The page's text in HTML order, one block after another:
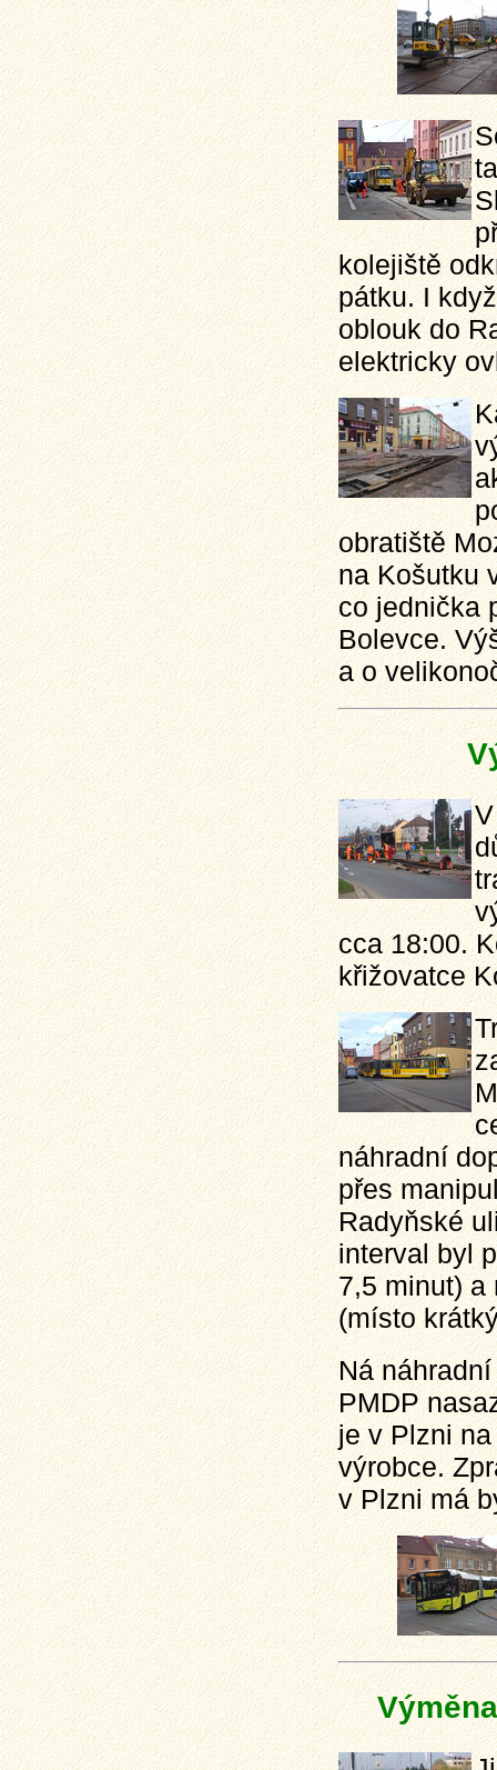
kolejiště
pátku. I
oblouk do
elektricky
obratiště
na Košutku
co jednička
Bolevce.
a o
cca 18:00.
křižovatce
náhradní
přes
Radyňské
interval byl
7,5 minut) a
(místo
Ná
PMDP
je v Plzni
výrobce.
v Plzni má